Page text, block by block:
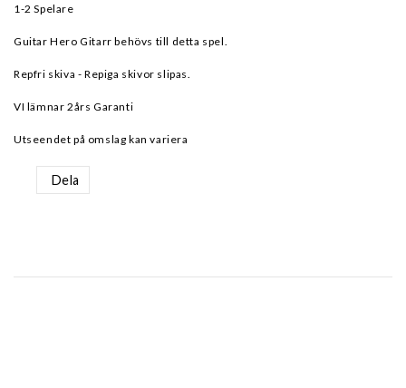
1-2 Spelare
Guitar Hero Gitarr behövs till detta spel.
Repfri skiva - Repiga skivor slipas.
VI lämnar 2års Garanti
Utseendet på omslag kan variera
Dela